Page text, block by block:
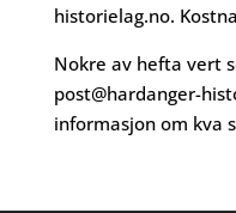
historielag.no.
Nokre av hefta vert
post@hardanger-
informasjon om kva